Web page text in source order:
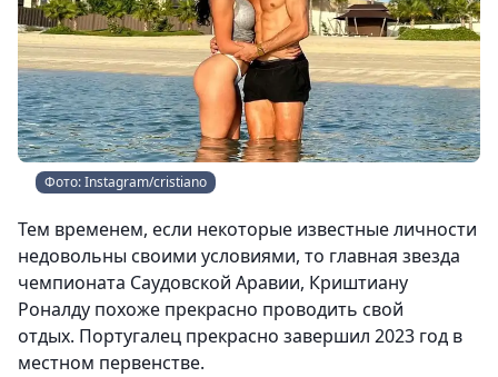
Фото: Instagram/cristiano
Тем временем, если некоторые известные личности
недовольны своими условиями, то главная звезда
чемпионата Саудовской Аравии, Криштиану
Роналду похоже прекрасно проводить свой
отдых. Португалец прекрасно завершил 2023 год в
местном первенстве.